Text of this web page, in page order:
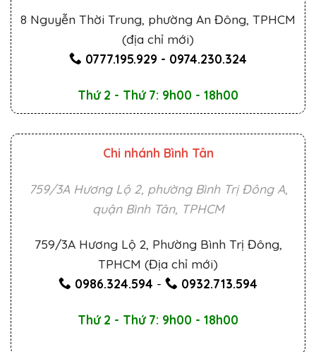
8 Nguyễn Thời Trung, phường An Đông, TPHCM
(địa chỉ mới)
0777.195.929 - 0974.230.324
Thứ 2 - Thứ 7: 9h00 - 18h00
Chi nhánh Bình Tân
759/3A Hương Lộ 2, phường Bình Trị Đông A,
quận Bình Tân, TPHCM
759/3A Hương Lộ 2, Phường Bình Trị Đông,
TPHCM (Địa chỉ mới)
0986.324.594 - 0932.713.594
Thứ 2 - Thứ 7: 9h00 - 18h00